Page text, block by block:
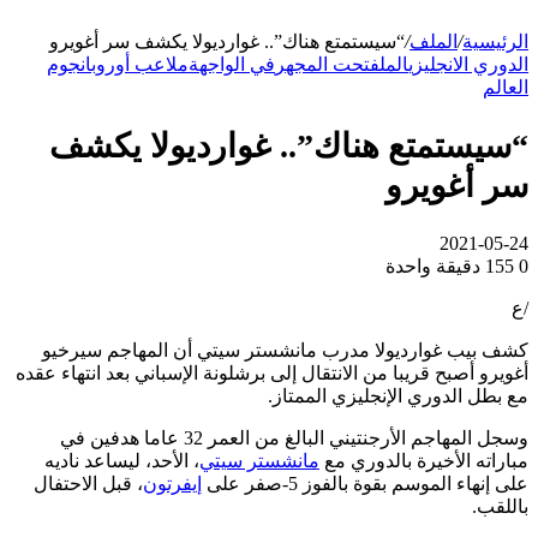
الرئيسية/ الملف/“سيستمتع هناك”.. غوارديولا يكشف سر أغويرو
الدوري الانجليزيالملفتحت المجهر في الواجهةملاعب أوروبانجوم
العالم
“سيستمتع هناك”.. غوارديولا يكشف
سر أغويرو
2021-05-24
0
دقيقة واحدة
/ع
كشف بيب غوارديولا مدرب مانشستر سيتي أن المهاجم سيرخيو
أغويرو أصبح قريبا من الانتقال إلى برشلونة الإسباني بعد انتهاء عقده
مع بطل الدوري الإنجليزي الممتاز.
وسجل المهاجم الأرجنتيني البالغ من العمر 32 عاما هدفين في
مباراته الأخيرة بالدوري مع مانشستر سيتي، الأحد، ليساعد ناديه
على إنهاء الموسم بقوة بالفوز 5-صفر على
إيفرتون، قبل الاحتفال
باللقب.